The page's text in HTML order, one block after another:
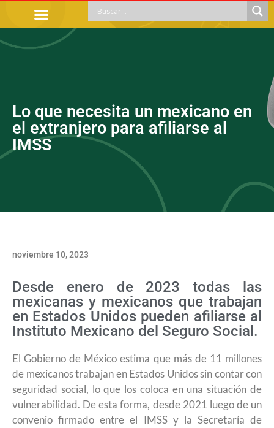
Lo que necesita un mexicano en
el extranjero para afiliarse al
IMSS
noviembre 10, 2023
Desde enero de 2023 todas las
mexicanas y mexicanos que trabajan
en Estados Unidos pueden afiliarse al
Instituto Mexicano del Seguro Social.
El Gobierno de México estima que más de 11 millones
de mexicanos trabajan en Estados Unidos sin contar con
seguridad social, lo que los coloca en una situación de
vulnerabilidad. De esta forma, desde 2021 luego de un
convenio firmado entre el IMSS y la Secretaría de